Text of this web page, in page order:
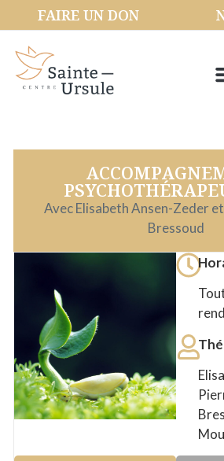
FAIRE UN DON
Avec Elisabeth Ansen-Zeder
Bressoud